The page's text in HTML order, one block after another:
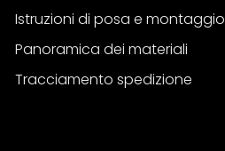
Istruzioni di posa e montaggio
Panoramica dei materiali
Tracciamento spedizione